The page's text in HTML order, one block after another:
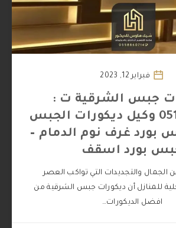
فبراير 12, 2023
جبس الشرقية ت :
05110860014 وكيل ديكورات الجبس
بورد غرف نوم الدمام –
بورد اسقف
الجمال والتجديدات التي تواكب العصر
للمنازل أن ديكورات جبس الشرقية من
افضل الديكورات…